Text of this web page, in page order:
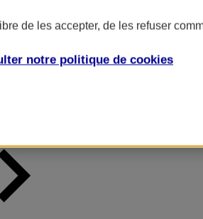
Fermer le menu principal
de les accepter, de les refuser
notre politique de cookies